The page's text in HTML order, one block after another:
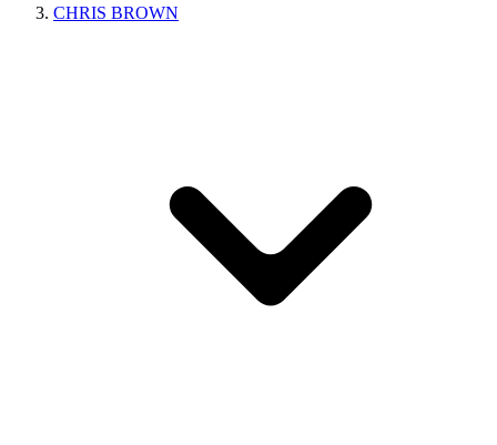
CHRIS BROWN